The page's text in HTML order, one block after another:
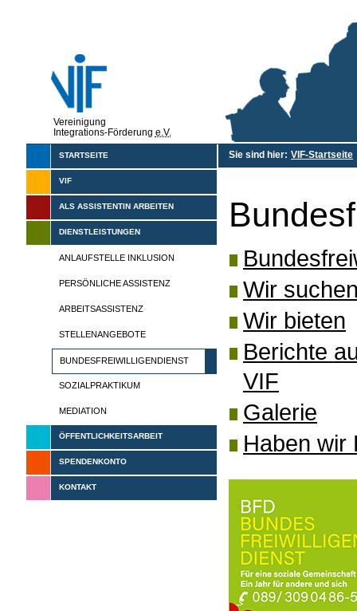
Vereinigung
Integrations-Förderung e.V.
STARTSEITE
VIF
ALS ASSISTENTIN ARBEITEN
DIENSTLEISTUNGEN
ANLAUFSTELLE INKLUSION
PERSÖNLICHE ASSISTENZ
ARBEITSASSISTENZ
STELLENANGEBOTE
BUNDESFREIWILLIGENDIENST
SOZIALPRAKTIKUM
MEDIATION
ÖFFENTLICHKEITSARBEIT
SPENDENKONTO
KONTAKT
Sie sind hier: VIF-Startseite
Wir
Wir bieten
Berichte
VIF
Galerie
Haben wir